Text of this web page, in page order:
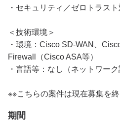
・セキュリティ／ゼロトラス
＜技術環境＞
・環境：Cisco SD-WAN、
Firewall（Cisco ASA等）
・言語等：なし（ネットワー
※※こちらの案件は現在募集を
期間